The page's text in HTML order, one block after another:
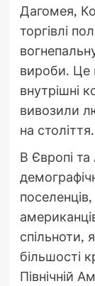
Дагомея,
торгівлі
вироби. Це
внутрішні
вивозили
на століття.
В Європі
спільноти,
більшості
Північній